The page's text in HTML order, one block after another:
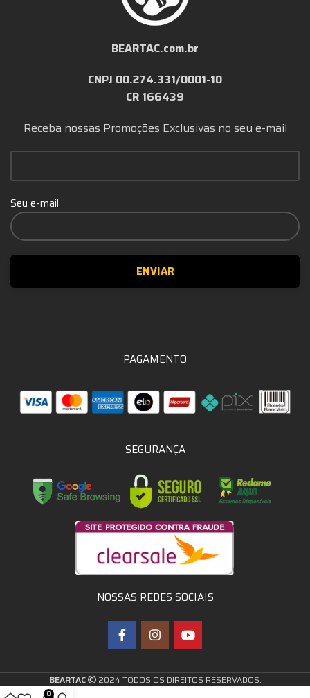
BEARTAC.com.br
CNPJ 00.274.331/0001-10
CR 166439
Receba nossas Promoções Exclusivas no seu e-mail
Seu e-mail
PAGAMENTO
SEGURANÇA
NOSSAS REDES SOCIAIS
BEARTAC 2024 TODOS OS DIREITOS RESERVADOS.
0